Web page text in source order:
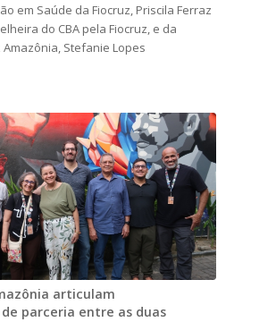
em Saúde da Fiocruz, Priscila Ferraz
do CBA pela Fiocruz, e da
Stefanie Lopes
articulam
parceria entre as duas